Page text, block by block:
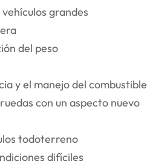
grandes
del peso
y el manejo del combustible
con un aspecto nuevo
todoterreno
difíciles